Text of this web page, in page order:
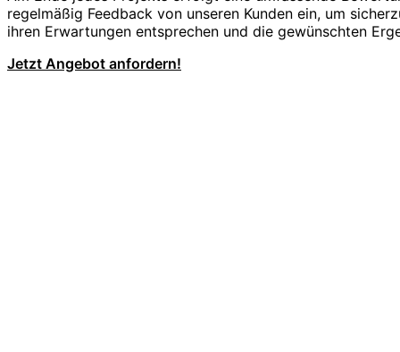
regelmäßig Feedback von unseren Kunden ein, um
ihren Erwartungen entsprechen und die gewünschten
Jetzt Angebot anfordern!